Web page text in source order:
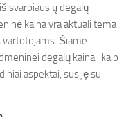
svarbiausių degalų
kaina yra aktuali tema
Šiame
degalų kainai, kaip
aspektai, susiję su